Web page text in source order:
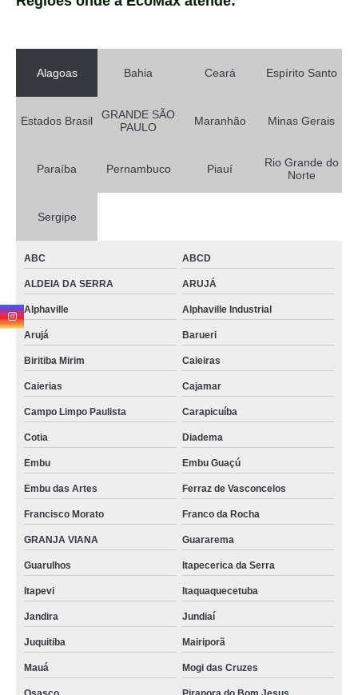
Alagoas Bahia Ceará Espírito Santo
Estados Brasil
GRANDE SÃO
PAULO
Maranhão Minas Gerais
Paraíba Pernambuco Piauí
Rio Grande do
Norte
Sergipe
ABC ABCD
ALDEIA DA SERRA ARUJÁ
Alphaville Alphaville Industrial
Arujá Barueri
Biritiba Mirim Caieiras
Caierias Cajamar
Campo Limpo Paulista Carapicuíba
Cotia Diadema
Embu Embu Guaçú
Embu das Artes Ferraz de Vasconcelos
Francisco Morato Franco da Rocha
GRANJA VIANA Guararema
Guarulhos Itapecerica da Serra
Itapevi Itaquaquecetuba
Jandira Jundiaí
Juquitiba Mairiporã
Mauá Mogi das Cruzes